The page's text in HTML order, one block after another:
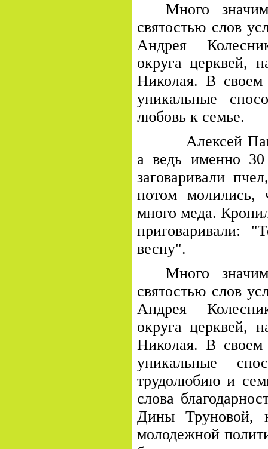
Много
святостью слов
Андрея
округа церквей,
Николая. В своем
уникальные
любовь к семье.
Алексей
а ведь именно
заговаривали
потом молились,
много меда.
приговаривали:
весну".
Много
святостью слов
Андрея
округа церквей,
Николая. В своем
уникальные
трудолюбию и
слова
Дины Труновой,
молодежной